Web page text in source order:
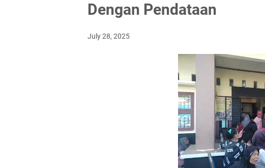
Dengan Pendataan
July 28, 2025